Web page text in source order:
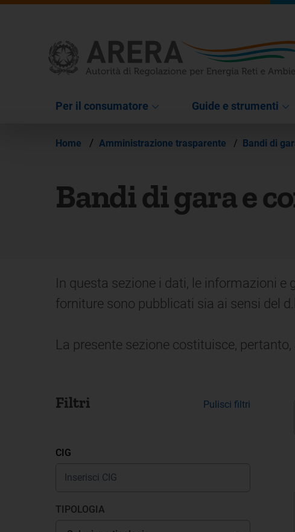
Per il consumatore Guide e strumenti
Home / Amministrazione trasparente / Bandi di
Bandi di gara e
In questa sezione i dati, le informazioni
forniture sono pubblicati sia ai sensi del
La presente sezione costituisce,
Filtri Pulisci filtri
CIG
TIPOLOGIA